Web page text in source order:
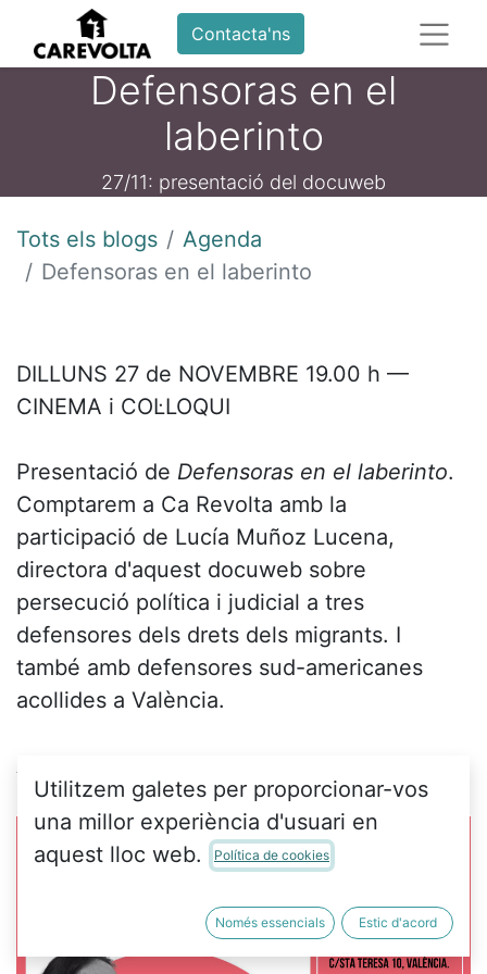
Contacta'ns
Defensoras en el
laberinto
27/11: presentació del docuweb
Tots els blogs
Agenda
Defensoras en el laberinto
DILLUNS 27 de NOVEMBRE 19.00 h —
CINEMA i COL·LOQUI
Presentació de Defensoras en el laberinto.
Comptarem a Ca Revolta amb la
participació de Lucía Muñoz Lucena,
directora d'aquest docuweb sobre
persecució política i judicial a tres
defensores dels drets dels migrants. I
també amb defensores sud-americanes
acollides a València.
Ací podeu veure
Utilitzem galetes per proporcionar-vos
una millor experiència d'usuari en
aquest lloc web.
Política de cookies
Només essencials Estic d'acord